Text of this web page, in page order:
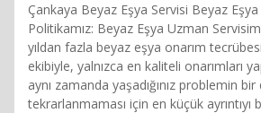
Çankaya Beyaz Eşya Servisi Beyaz
Politikamız: Beyaz Eşya Uzman
yıldan fazla beyaz eşya onarım
ekibiyle, yalnızca en kaliteli onarımları
aynı zamanda yaşadığınız problemin bir
tekrarlanmaması için en küçük ayrıntıyı